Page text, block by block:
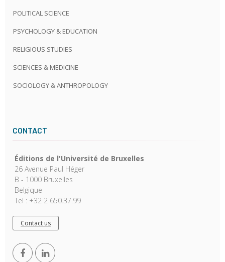
POLITICAL SCIENCE
PSYCHOLOGY & EDUCATION
RELIGIOUS STUDIES
SCIENCES & MEDICINE
SOCIOLOGY & ANTHROPOLOGY
CONTACT
Éditions de l'Université de Bruxelles
26 Avenue Paul Héger
B - 1000 Bruxelles
Belgique
Tel : +32 2 650.37.99
Contact us